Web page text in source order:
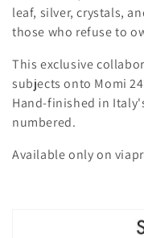
z
i
o
n
e
leaf, silver, crystals,
those who refuse to
This exclusive
subjects onto Momi
Hand-finished in
numbered.
Available only on